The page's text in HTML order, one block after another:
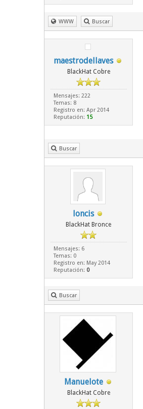
WWW Buscar
maestrodellaves
BlackHat Cobre
Mensajes: 222
Temas: 8
Registro en: Apr 2014
Reputación: 15
Buscar
loncis
BlackHat Bronce
Mensajes: 6
Temas: 0
Registro en: May 2014
Reputación: 0
Buscar
Manuelote
BlackHat Cobre